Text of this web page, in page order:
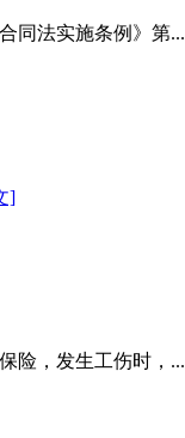
同法实施条例》第...
]
险，发生工伤时，...